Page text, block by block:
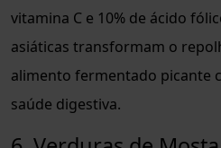
vitamina C e 10% de ácido
asiáticas transformam o
alimento fermentado picante
saúde digestiva.